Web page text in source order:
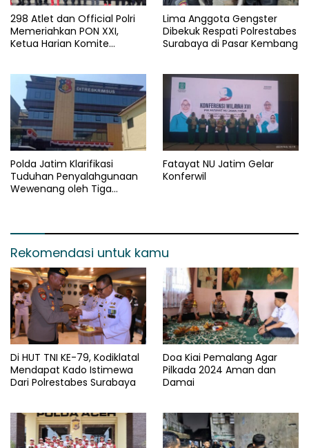
298 Atlet dan Official Polri
Memeriahkan PON XXI,
Ketua Harian Komite
Olahraga
Lima Anggota Gengster
Dibekuk Respati Polrestabes
Surabaya di Pasar Kembang
Polda Jatim Klarifikasi
Tuduhan Penyalahgunaan
Wewenang oleh Tiga
Fatayat NU Jatim Gelar
Konferwil
Rekomendasi untuk kamu
Di HUT TNI KE-79, Kodiklatal
Mendapat Kado Istimewa
Dari Polrestabes Surabaya
Doa Kiai Pemalang Agar
Pilkada 2024 Aman dan
Damai